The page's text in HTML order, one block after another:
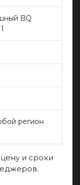
BQ
регион
и сроки